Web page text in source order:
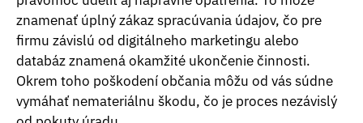
znamenať úplný zákaz spracúvania údajov, čo pre
firmu závislú od digitálneho marketingu alebo
databáz znamená okamžité ukončenie činnosti.
Okrem toho poškodení občania môžu od vás súdne
vymáhať nemateriálnu škodu, čo je proces nezávislý